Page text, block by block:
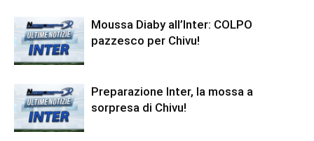
Moussa Diaby all’Inter: COLPO
pazzesco per Chivu!
Preparazione Inter, la mossa a
sorpresa di Chivu!